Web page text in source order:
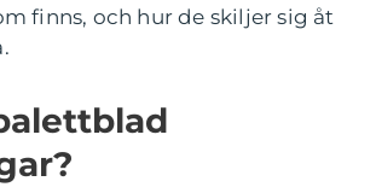
finns, och hur de skiljer sig åt